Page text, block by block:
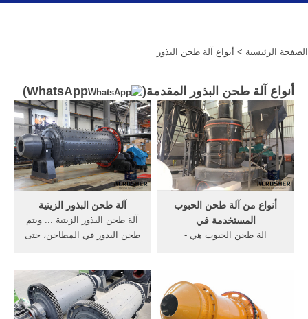
الصفحة الرئيسية > أنواع آلة طحن البذور
أنواع آلة طحن البذور المقدمة( WhatsApp
)
آلة طحن البذور الزيتية
آلة طحن البذور الزيتية ... ويتم
طحن البذور في المطاحن، حتى
أنواع من آلة طحن الحبوب
المستخدمة في
الة طحن الحبوب هي -
المستخدمة فى, اله طحن
الحبوب;, ما هي انواع, الة
طحن الحبوب هي نشر .